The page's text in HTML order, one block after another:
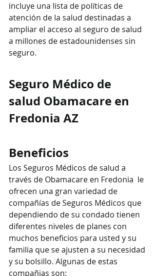
incluye una lista de políticas de
atención de la salud destinadas a
ampliar el acceso al seguro de salud
a millones de estadounidenses sin
seguro.
Seguro Médico de
salud Obamacare en
Fredonia AZ
Beneficios
Los Seguros Médicos de salud a
través de Obamacare en Fredonia  le
ofrecen una gran variedad de
compañías de Seguros Médicos que
dependiendo de su condado tienen
diferentes niveles de planes con
muchos beneficios para usted y su
familia que se ajusten a su necesidad
y su bolsillo. Algunas de estas
compañias son: